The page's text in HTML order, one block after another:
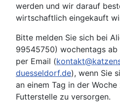
werden und wir darauf
wirtschaftlich eingekauft
Bitte melden Sie sich bei
99545750) wochentags
per Email (
duesseldorf.de), wenn Sie
an einem Tag in der
Futterstelle zu versorgen.